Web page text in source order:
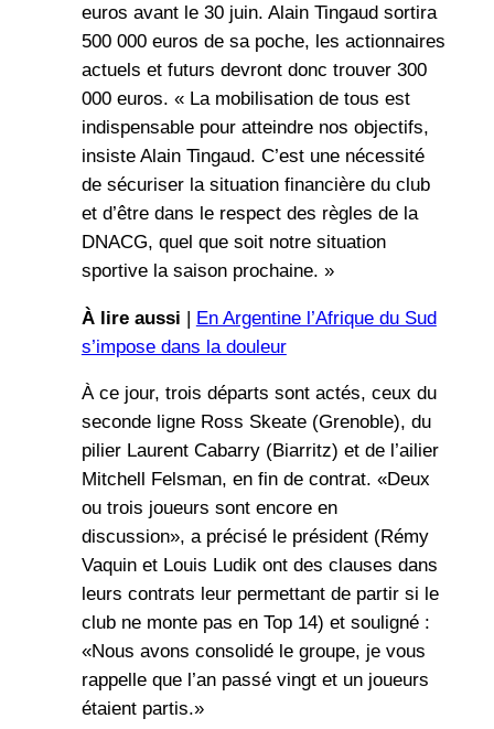
euros avant le 30 juin. Alain Tingaud sortira
500 000 euros de sa poche, les actionnaires
actuels et futurs devront donc trouver 300
000 euros. « La mobilisation de tous est
indispensable pour atteindre nos objectifs,
insiste Alain Tingaud. C’est une nécessité
de sécuriser la situation financière du club
et d’être dans le respect des règles de la
DNACG, quel que soit notre situation
sportive la saison prochaine. »
À lire aussi | En Argentine l’Afrique du Sud
s’impose dans la douleur
À ce jour, trois départs sont actés, ceux du
seconde ligne Ross Skeate (Grenoble), du
pilier Laurent Cabarry (Biarritz) et de l’ailier
Mitchell Felsman, en fin de contrat. «Deux
ou trois joueurs sont encore en
discussion», a précisé le président (Rémy
Vaquin et Louis Ludik ont des clauses dans
leurs contrats leur permettant de partir si le
club ne monte pas en Top 14) et souligné :
«Nous avons consolidé le groupe, je vous
rappelle que l’an passé vingt et un joueurs
étaient partis.»